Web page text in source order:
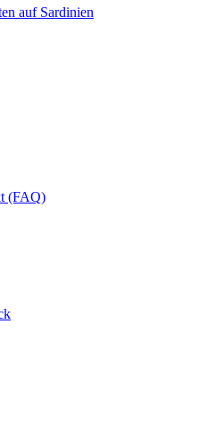
auf Sardinien
(FAQ)